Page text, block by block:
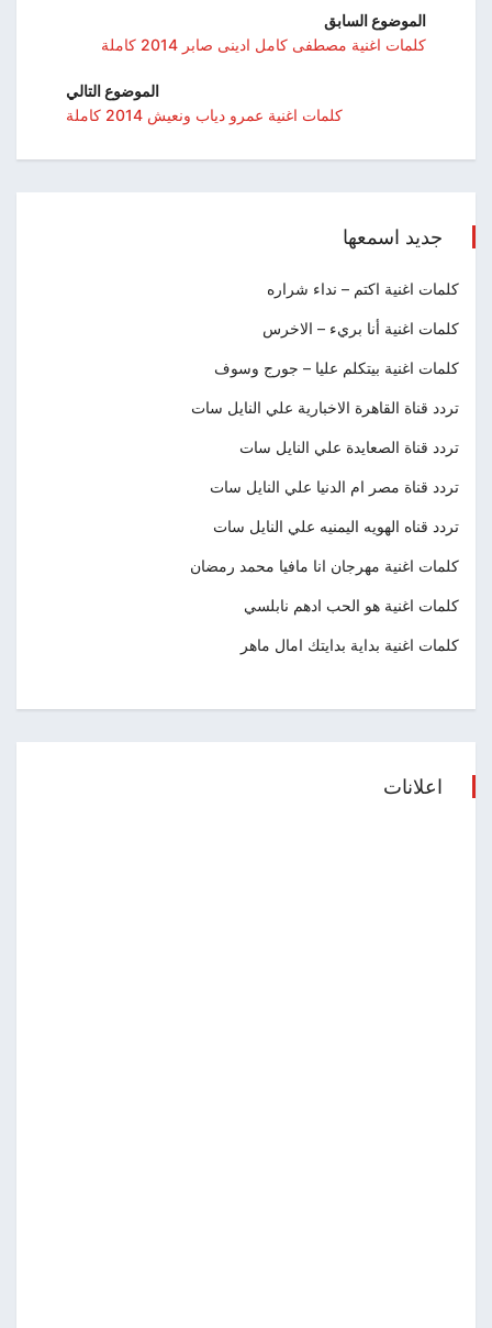
الموضوع السابق
كلمات اغنية مصطفى كامل ادينى صابر 2014 كاملة
الموضوع التالي
كلمات اغنية عمرو دياب ونعيش 2014 كاملة
جديد اسمعها
كلمات اغنية اكتم – نداء شراره
كلمات اغنية أنا بريء – الاخرس
كلمات اغنية بيتكلم عليا – جورج وسوف
تردد قناة القاهرة الاخبارية علي النايل سات
تردد قناة الصعايدة علي النايل سات
تردد قناة مصر ام الدنيا علي النايل سات
تردد قناه الهويه اليمنيه علي النايل سات
كلمات اغنية مهرجان انا مافيا محمد رمضان
كلمات اغنية هو الحب ادهم نابلسي
كلمات اغنية بداية بدايتك امال ماهر
اعلانات